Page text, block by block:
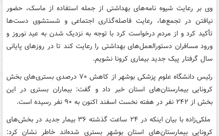
وی بر رعایت شیوه نامه‌های بهداشتی از جمله استفاده از ماسک، حضور
نیافتن در تجمع‌ها، رعایت فاصله‌گذاری اجتماعی و شستشوی دست‌ها
تأکید کرد و از مردم درخواست کرد با توجه به نزدیک شدن به عید نوروز و
ورود مسافران دستورالعمل‌های بهداشتی را رعایت کند تا در روزهای پایانی
سال گرفتار پیک جدید بیماری کرونا نشویم.
رئیس دانشگاه علوم پزشکی بوشهر از کاهش ۷۰ درصدی بستری‌های بخش
کرونایی بیمارستان‌های استان خبر داد و گفت: بیماران بستری در این
بخش از ۲۴۲ نفر در هفته نخست اسفند اکنون به ۹۰ نفر رسیده است.
ملکی‌زاده با بیان اینکه در ۲۴ ساعت گذشته ۳۶ بیمار جدید در بخش‌های
کرونایی بیمارستان‌های استان بوشهر بستری شده‌اند خاطر نشان کرد: